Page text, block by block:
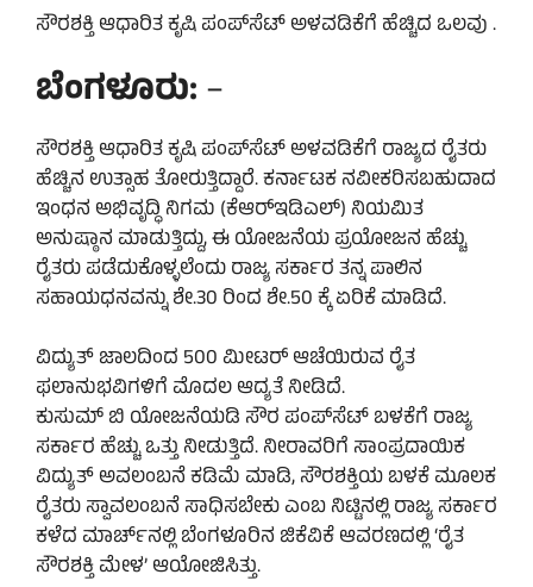
ಸೌರಶಕ್ತಿ ಆಧಾರಿತ ಕೃಷಿ ಪಂಪ್‌ಸೆಟ್ ಅಳವಡಿಕೆಗೆ ಹೆಚ್ಚಿದ ಒಲವು .
ಬೆಂಗಳೂರು:–
ಸೌರಶಕ್ತಿ ಆಧಾರಿತ ಕೃಷಿ ಪಂಪ್‌ಸೆಟ್ ಅಳವಡಿಕೆಗೆ ರಾಜ್ಯದ ರೈತರು
ಹೆಚ್ಚಿನ ಉತ್ಸಾಹ ತೋರುತ್ತಿದ್ದಾರೆ. ಕರ್ನಾಟಕ ನವೀಕರಿಸಬಹುದಾದ
ಇಂಧನ ಅಭಿವೃದ್ಧಿ ನಿಗಮ (ಕೆಆರ್‌ಇಡಿಎಲ್) ನಿಯಮಿತ
ಅನುಷ್ಠಾನ ಮಾಡುತ್ತಿದ್ದು, ಈ ಯೋಜನೆಯ ಪ್ರಯೋಜನ ಹೆಚ್ಚು
ರೈತರು ಪಡೆದುಕೊಳ್ಳಲೆಂದು ರಾಜ್ಯ ಸರ್ಕಾರ ತನ್ನ ಪಾಲಿನ
ಸಹಾಯಧನವನ್ನು ಶೇ.30 ರಿಂದ ಶೇ.50 ಕ್ಕೆ ಏರಿಕೆ ಮಾಡಿದೆ.
ವಿದ್ಯುತ್ ಜಾಲದಿಂದ 500 ಮೀಟರ್ ಆಚೆಯಿರುವ ರೈತ
ಫಲಾನುಭವಿಗಳಿಗೆ ಮೊದಲ ಆದ್ಯತೆ ನೀಡಿದೆ.
ಕುಸುಮ್​​ ಬಿ ಯೋಜನೆಯಡಿ ಸೌರ ಪಂಪ್‌ಸೆಟ್​​ ಬಳಕೆಗೆ ರಾಜ್ಯ
ಸರ್ಕಾರ ಹೆಚ್ಚು ಒತ್ತು ನೀಡುತ್ತಿದೆ. ನೀರಾವರಿಗೆ ಸಾಂಪ್ರದಾಯಿಕ
ವಿದ್ಯುತ್​​ ಅವಲಂಬನೆ ಕಡಿಮೆ ಮಾಡಿ, ಸೌರಶಕ್ತಿಯ ಬಳಕೆ ಮೂಲಕ
ರೈತರು ಸ್ವಾವಲಂಬನೆ ಸಾಧಿಸಬೇಕು ಎಂಬ ನಿಟ್ಟಿನಲ್ಲಿ ರಾಜ್ಯ ಸರ್ಕಾರ
ಕಳೆದ ಮಾರ್ಚ್​ನಲ್ಲಿ ಬೆಂಗಳೂರಿನ ಜಿಕೆವಿಕೆ ಆವರಣದಲ್ಲಿ ‘ರೈತ
ಸೌರಶಕ್ತಿ ಮೇಳ’ ಆಯೋಜಿಸಿತ್ತು.